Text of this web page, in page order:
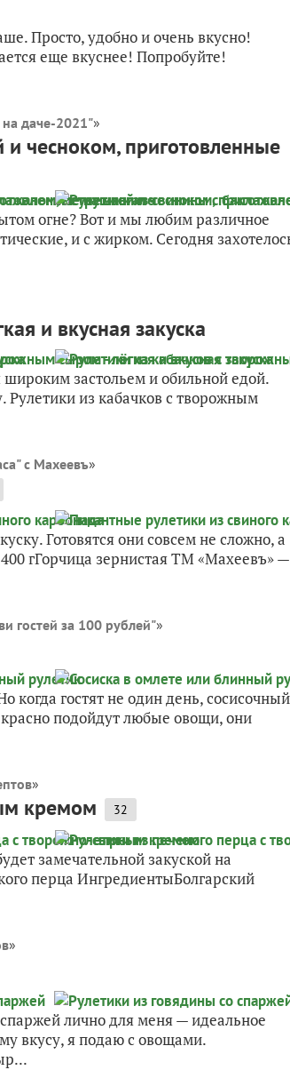
Просто, удобно и очень вкусно!
еще вкуснее! Попробуйте!
на даче-2021"»
чесноком, приготовленные
огне? Вот и мы любим различное
и с жирком. Сегодня
и вкусная закуска
застольем и обильной едой.
Рулетики из кабачков с творожным
с Махеевъ»
Готовятся они совсем не сложно, а
гГорчица зернистая ТМ «Махеевъ» —
гостей за 100 рублей"»
когда гостят не один день, сосисочный
подойдут любые овощи, они
»
кремом 32
замечательной закуской на
перца ИнгредиентыБолгарский
»
лично для меня — идеальное
вкусу, я подаю с овощами.